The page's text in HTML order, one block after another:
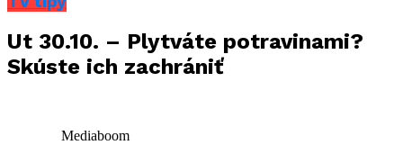
Ut 30.10. – Plytváte potravinami?
Skúste ich zachrániť
Mediaboom